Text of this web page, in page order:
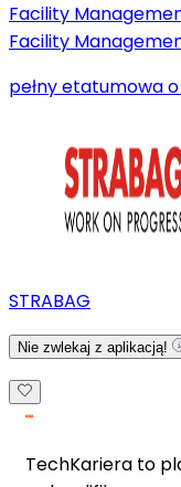
Facility
Facility
pełny etatumowa
STRABAG
Nie zwlekaj z aplikacją!
TechKariera to